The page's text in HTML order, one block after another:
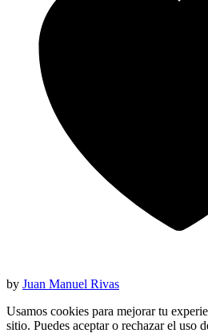
by Juan Manuel Rivas
Usamos cookies para mejorar tu
sitio. Puedes aceptar o rechazar el uso